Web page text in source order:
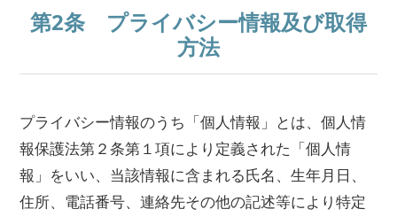
第2条 プライバシー情報及び取得
方法
プライバシー情報のうち「個人情報」とは、個人情
報保護法第２条第１項により定義された「個人情
報」をいい、当該情報に含まれる氏名、生年月日、
住所、電話番号、連絡先その他の記述等により特定